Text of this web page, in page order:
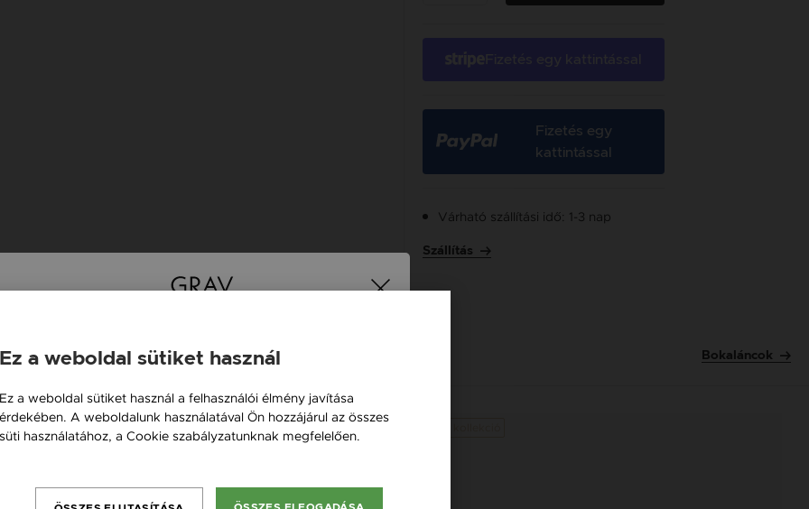
Fizetés egy
kattintással
Várható szállítási idő: 1-3 nap
Szállítás
Bokaláncok
Österreich / AT
România / RO
Ez a weboldal sütiket használ
Ez a weboldal sütiket használ a felhasználói élmény javítása
érdekében. A weboldalunk használatával Ön hozzájárul az összes
süti használatához, a Cookie szabályzatunknak megfelelően.